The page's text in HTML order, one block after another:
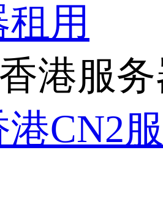
用
港服
CN2